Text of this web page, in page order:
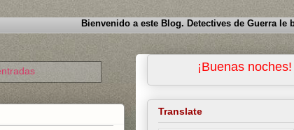
Bienvenido a este
¡Buenas noches!
Translate